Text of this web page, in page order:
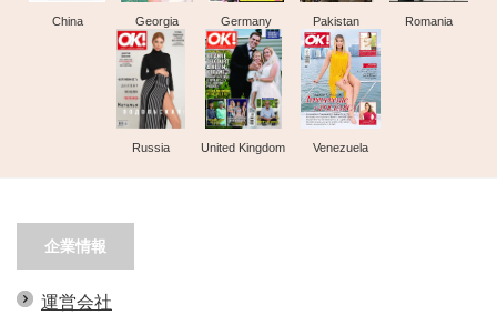
China Georgia Germany Pakistan Romania
Russia United Kingdom Venezuela
企業情報
運営会社